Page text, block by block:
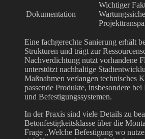
Dokumentation
Wichtiger
Eine fachgerechte Sanierung erhält
Strukturen und trägt zur
Nachverdichtung nutzt vorhandene
unterstützt nachhaltige
Maßnahmen verlangen technisches
passende Produkte, insbesondere
und Befestigungssystemen.
In der Praxis sind viele Details zu
Betonfestigkeitsklasse über die
Frage „Welche Befestigung wo